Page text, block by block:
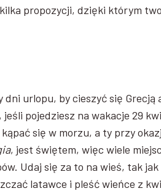
propozycji, dzięki którym
urlopu, by cieszyć się Grecją
pojedziesz na wakacje 29
się w morzu, a ty przy
, jest świętem, więc wiele
Udaj się za to na wieś, tak
latawce i pleść wieńce z